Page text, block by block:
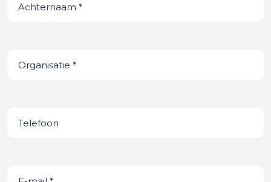
Organisatie (Vereist)
Telefoonnummer